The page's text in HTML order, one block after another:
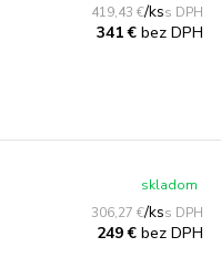
419,43 €/ks
341 €bez DPH
306,27 €/ks
249 €bez DPH
skladom